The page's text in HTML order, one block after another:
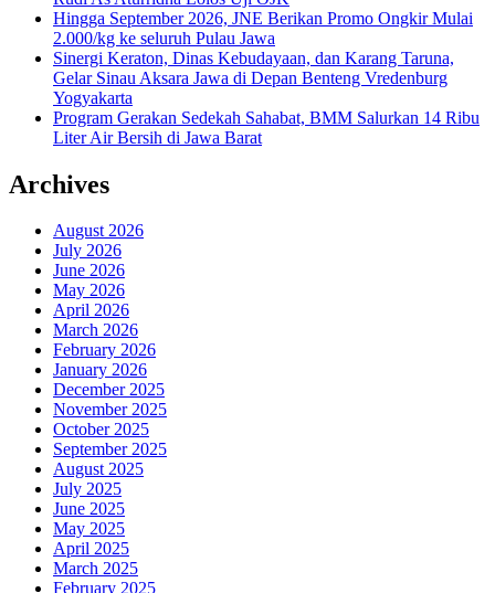
Hingga September 2026, JNE Berikan Promo Ongkir Mulai
2.000/kg ke seluruh Pulau Jawa
Sinergi Keraton, Dinas Kebudayaan, dan Karang Taruna,
Gelar Sinau Aksara Jawa di Depan Benteng Vredenburg
Yogyakarta
Program Gerakan Sedekah Sahabat, BMM Salurkan 14 Ribu
Liter Air Bersih di Jawa Barat
Archives
August 2026
July 2026
June 2026
May 2026
April 2026
March 2026
February 2026
January 2026
December 2025
November 2025
October 2025
September 2025
August 2025
July 2025
June 2025
May 2025
April 2025
March 2025
February 2025